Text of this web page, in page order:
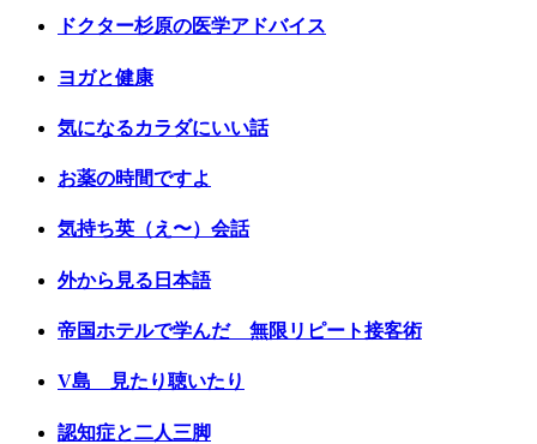
ドクター杉原の医学アドバイス
ヨガと健康
気になるカラダにいい話
お薬の時間ですよ
気持ち英（え〜）会話
外から見る日本語
帝国ホテルで学んだ 無限リピート接客術
V島 見たり聴いたり
認知症と二人三脚